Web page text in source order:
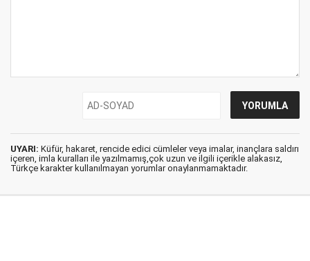
UYARI: Küfür, hakaret, rencide edici cümleler veya imalar, inançlara saldırı
içeren, imla kuralları ile yazılmamış,çok uzun ve ilgili içerikle alakasız,
Türkçe karakter kullanılmayan yorumlar onaylanmamaktadır.